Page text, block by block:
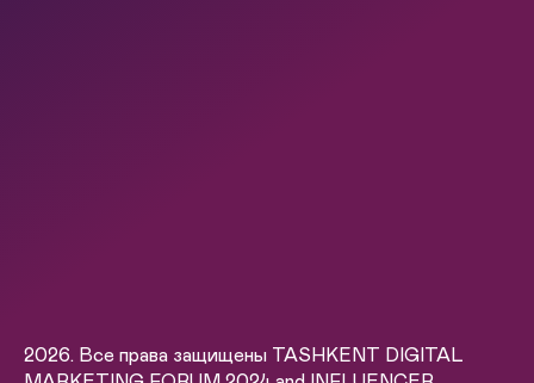
2026. Все права защищены TASHKENT DIGITAL